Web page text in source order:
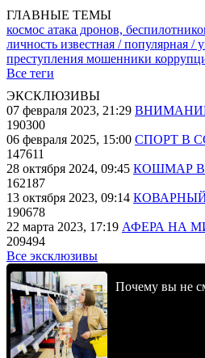
ГЛАВНЫЕ ТЕМЫ
космос атака дронов,
личность известная / популярная /
преступления мошенники
Все теги
ЭКСКЛЮЗИВЫ
07 февраля 2023, 21:29
190300
06 февраля 2025, 15:00 СПОРТ В
147611
28 октября 2024, 09:45 КОШМАР
162187
13 октября 2023, 09:14
190678
22 марта 2023, 17:19 АФЕРА НА
209494
Все эксклюзивы
Почему вы не